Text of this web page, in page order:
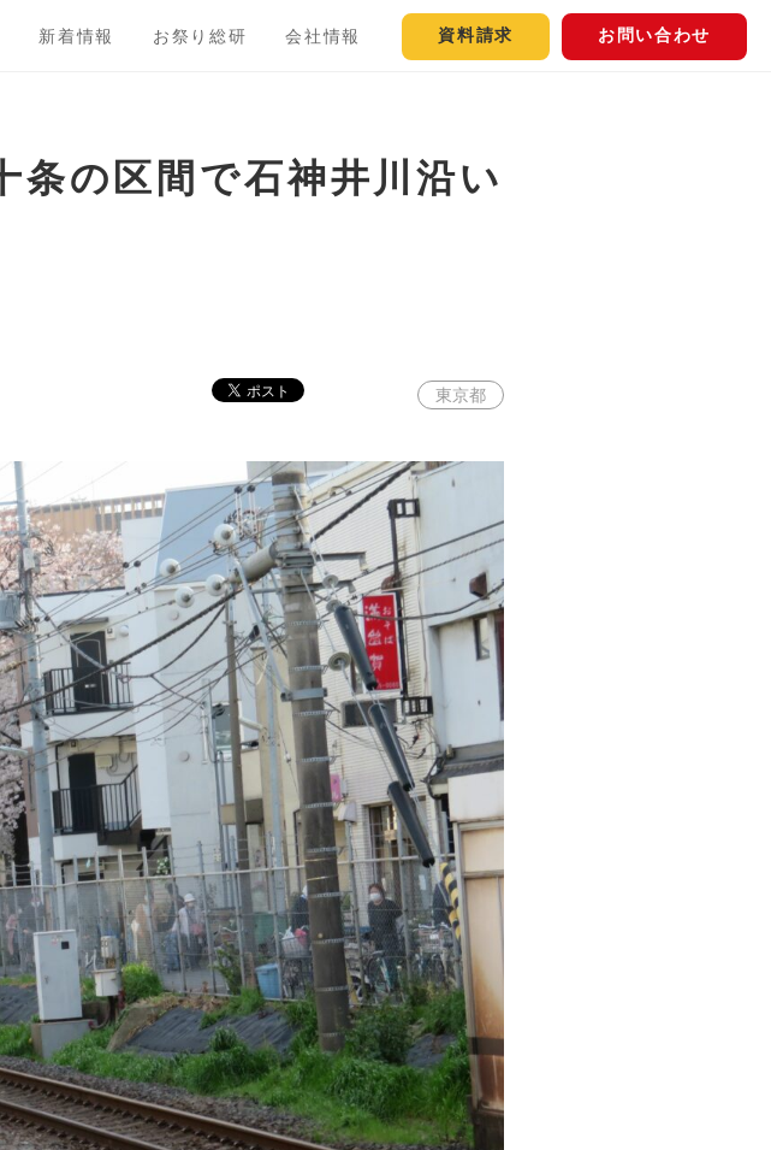
新着情報 お祭り総研 会社情報 資料請求 お問い合わせ
条の区間で石神井川沿い
東京都